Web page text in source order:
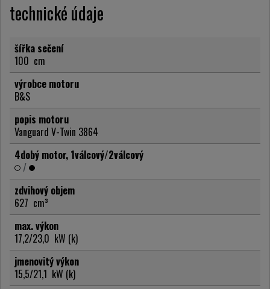
technické údaje
šířka sečení
100 cm
výrobce motoru
B&S
popis motoru
Vanguard V-Twin 3864
4dobý motor, 1válcový/2válcový
/
zdvihový objem
627 cm³
max. výkon
17,2/23,0 kW (k)
jmenovitý výkon
15,5/21,1 kW (k)